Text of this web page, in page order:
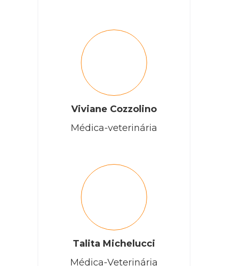
Viviane Cozzolino
Médica-veterinária
Talita Michelucci
Médica-Veterinária